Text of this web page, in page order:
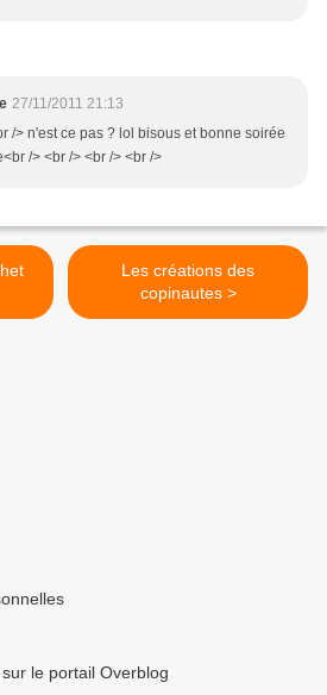
27/11/2011 21:13
/> n'est ce pas ? lol bisous et bonne soirée
/> <br /> <br /> <br />
Les créations des
copinautes >
le portail Overblog